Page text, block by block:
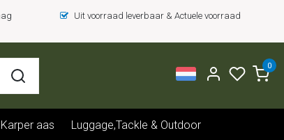
Uit voorraad leverbaar & Actuele voorraad
0
Karper aas Luggage,Tackle & Outdoor